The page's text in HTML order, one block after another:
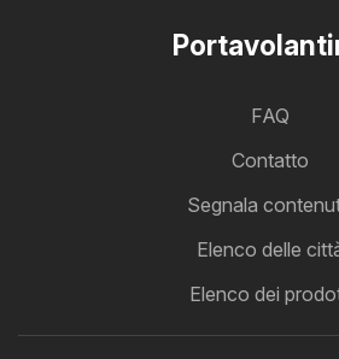
FAQ
Contatto
Segnala
Elenco delle
Elenco dei